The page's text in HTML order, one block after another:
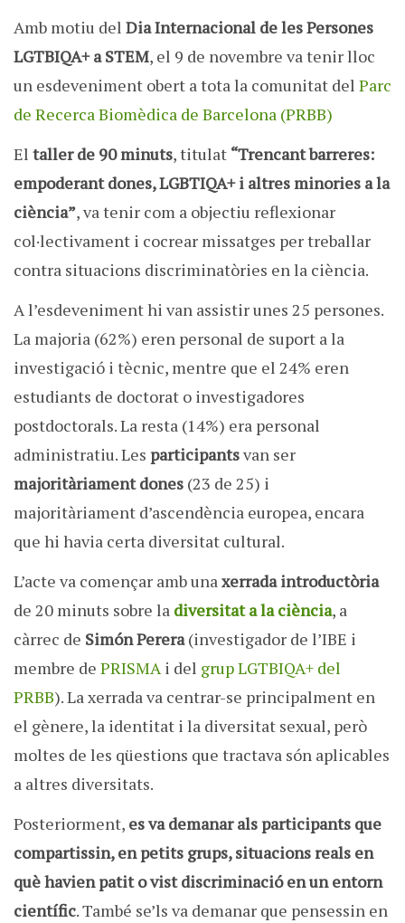
Amb motiu del Dia Internacional de les Persones
LGTBIQA+ a STEM, el 9 de novembre va tenir lloc
un esdeveniment obert a tota la comunitat del Parc
de Recerca Biomèdica de Barcelona (PRBB)
El taller de 90 minuts, titulat “Trencant barreres:
empoderant dones, LGBTIQA+ i altresminories a la
ciència”, va tenir com a objectiu reflexionar
col·lectivament i cocrear missatges per treballar
contra situacions discriminatòries en la ciència.
A l’esdeveniment hi van assistir unes 25 persones.
La majoria (62%) eren personal de suport a la
investigació i tècnic, mentre que el 24% eren
estudiants de doctorat o investigadores
postdoctorals. La resta (14%) era personal
administratiu. Les participantsvan ser
majoritàriament dones (23 de 25) i
majoritàriament d’ascendència europea, encara
que hi havia certa diversitat cultural.
L’acte va començar amb unaxerrada introductòria
de 20 minuts sobre la diversitat a la ciència, a
càrrec de Simón Perera(investigador de l’IBE i
membre de PRISMAi del grup LGTBIQA+ del
PRBB). La xerrada va centrar-se principalment en
el gènere, la identitat i la diversitat sexual, però
moltes de les qüestions que tractava són aplicables
a altres diversitats.
Posteriorment, es va demanar als participants que
compartissin, en petits grups, situacions reals en
què havien patit o vist discriminació en un entorn
científic. També se’ls va demanar que pensessin en